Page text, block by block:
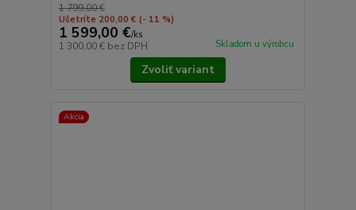
1 799,00 €
Ušetríte 200,00 € (- 11 %)
1 599,00 €/ks
1 300,00 € bez DPH Skladom u výrobcu
Zvoliť variant
Akcia